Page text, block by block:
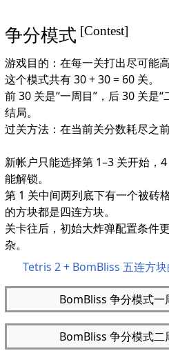
争分模式 [Contest]
游戏目的：在每一关打出尽可能高
这个模式共有 30 + 30 = 60 关。
前 30 关是“一周目”，后 30 关是
结局。
过关方法：在当前关分数耗尽之
新帐户只能选择第 1–3 关开始，
能解锁。
第 1 关中间两列底下有一个被砖
的方块都是四连方块。
关卡往后，初始大炸弹配置条件
杂。
Tetris 2 + BomBliss 五连方
BomBliss 争分模式一
BomBliss 争分模式二